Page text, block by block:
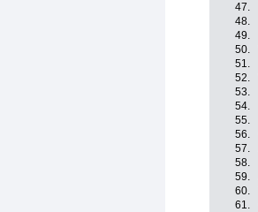
47.
48.
49.
50.
51.
52.
53.
54.
55.
56.
57.
58.
59.
60.
61.